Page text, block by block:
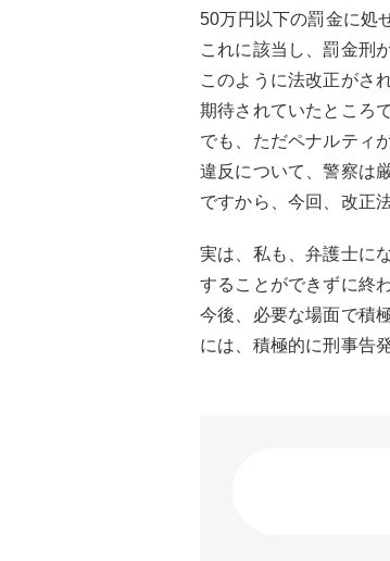
50万円以下の罰金に処
これに該当し、罰金刑
このように法改正がさ
期待されていたところで
でも、ただペナルティ
違反について、警察は
ですから、今回、改正
実は、私も、弁護士に
することができずに終
今後、必要な場面で積
には、積極的に刑事告